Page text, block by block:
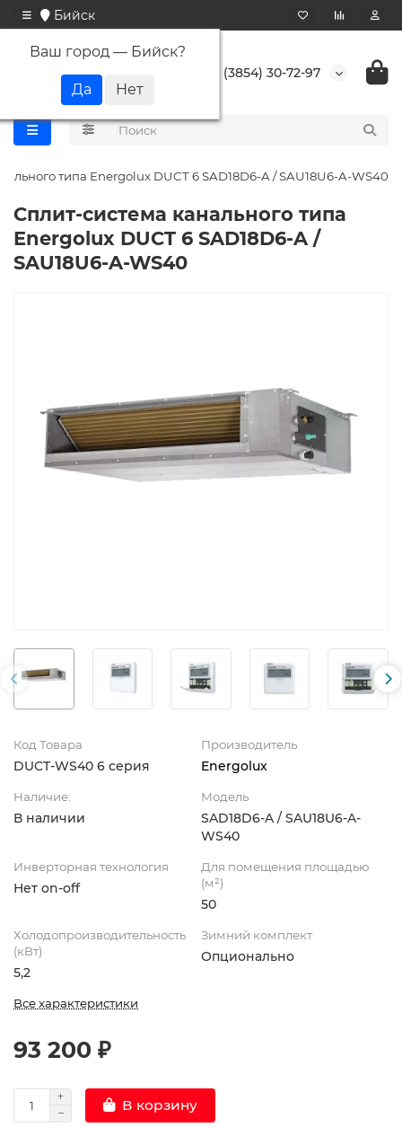
Бийск
Ваш город — Бийск?
+7 (3854) 30-72-97
типа Energolux DUCT 6 SAD18D6-A / SAU18U6-A-WS40
Сплит-система канального типа
Energolux DUCT 6 SAD18D6-A /
SAU18U6-A-WS40
Код Товара
DUCT-WS40 6 серия
Производитель
Energolux
Наличие:
В наличии
Модель
SAD18D6-A / SAU18U6-A-
WS40
Инверторная технология
Нет on-off
Для помещения площадью
(м²)
50
Холодопроизводительность
(кВт)
5,2
Зимний комплект
Опционально
Все характеристики
93 200 ₽
В корзину